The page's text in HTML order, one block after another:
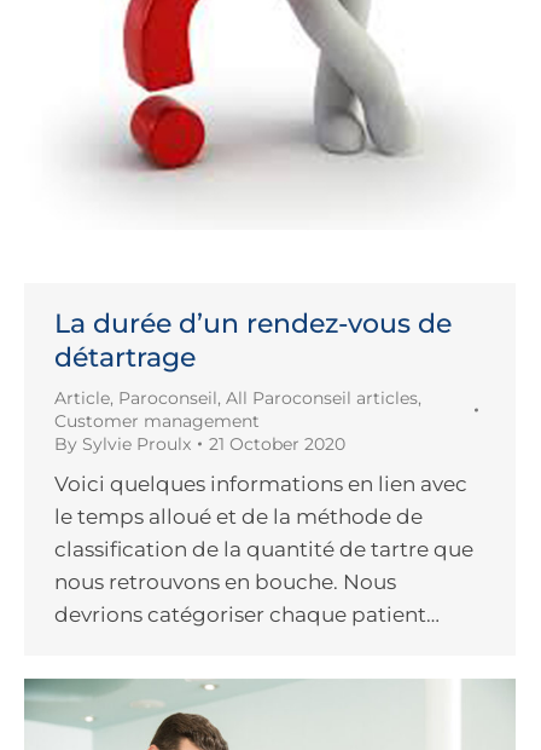
La durée d’un rendez-vous de
détartrage
Article, Paroconseil, All Paroconseil articles,
Customer management
By Sylvie Proulx 21 October 2020
Voici quelques informations en lien avec
le temps alloué et de la méthode de
classification de la quantité de tartre que
nous retrouvons en bouche. Nous
devrions catégoriser chaque patient…